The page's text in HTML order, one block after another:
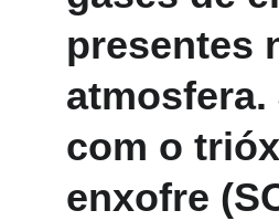
presentes
com o
enxofre